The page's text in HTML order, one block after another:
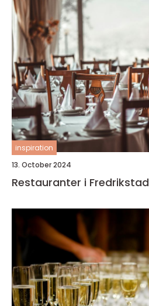
inspiration
13. October 2024
Restauranter i Fredrikstad